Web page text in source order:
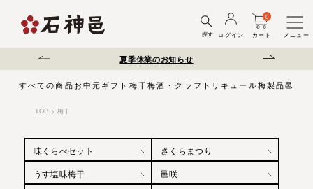
探す ログイン カート
0
メニュー
延について 夏季休業のお知らせ 弊社を装った偽
すべての商品 お中元 ギフト 梅干梅酒・クラフトリキュール梅製品邑じ
TOP 梅干
味くらべセット
さくらまつり
うす塩味梅干
邑咲